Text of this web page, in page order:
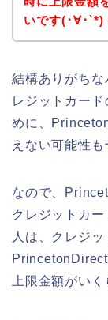
いです(･∀･`*)
結構ありがちな
レジットカー
めに、
えない可能性も
なので、
クレジットカ
人は、クレジ
上限金額がい